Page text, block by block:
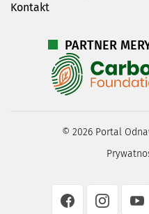
Kontakt
PARTNER
© 2026Portal